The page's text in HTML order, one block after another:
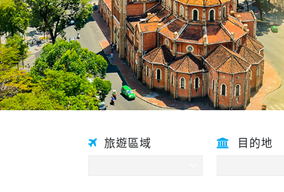
旅遊區域 目的地